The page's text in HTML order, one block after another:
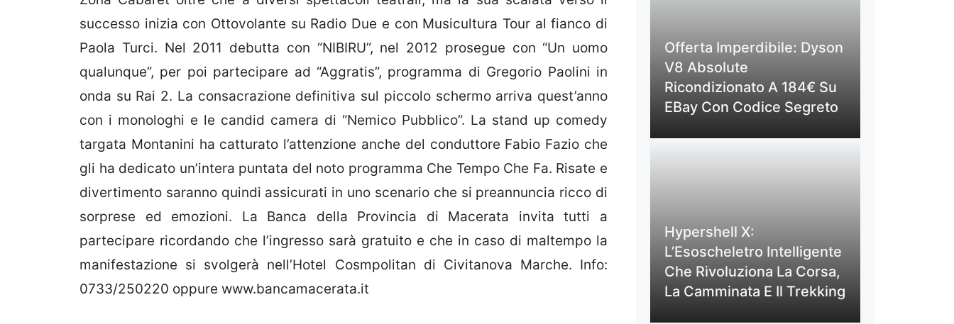
successo inizia con Ottovolante su Radio Due e con Musicultura Tour al fianco di
Paola Turci. Nel 2011 debutta con “NIBIRU”, nel 2012 prosegue con “Un uomo
qualunque”, per poi partecipare ad “Aggratis”, programma di Gregorio Paolini in
onda su Rai 2. La consacrazione definitiva sul piccolo schermo arriva quest’anno
con i monologhi e le candid camera di “Nemico Pubblico”. La stand up comedy
targata Montanini ha catturato l’attenzione anche del conduttore Fabio Fazio che
gli ha dedicato un’intera puntata del noto programma Che Tempo Che Fa. Risate e
divertimento saranno quindi assicurati in uno scenario che si preannuncia ricco di
sorprese ed emozioni. La Banca della Provincia di Macerata invita tutti a
partecipare ricordando che l’ingresso sarà gratuito e che in caso di maltempo la
manifestazione si svolgerà nell’Hotel Cosmpolitan di Civitanova Marche. Info:
0733/250220 oppure www.bancamacerata.it
Offerta Imperdibile: Dyson
V8 Absolute
Ricondizionato A 184€ Su
EBay Con Codice Segreto
Hypershell X:
L’Esoscheletro Intelligente
Che Rivoluziona La Corsa,
La Camminata E Il Trekking